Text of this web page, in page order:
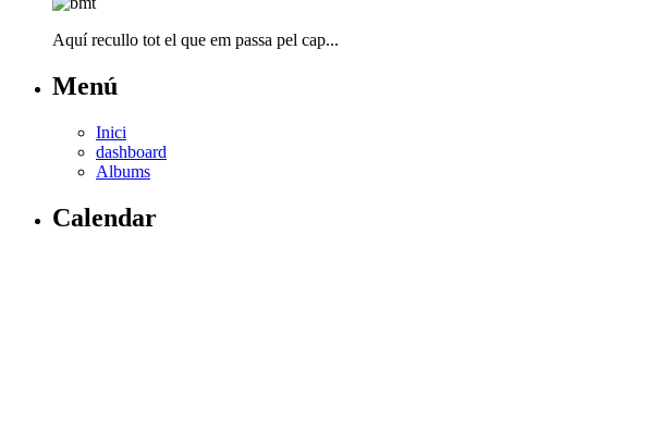
Aquí recullo tot el que em passa pel cap...
Menú
Inici
dashboard
Albums
Calendar